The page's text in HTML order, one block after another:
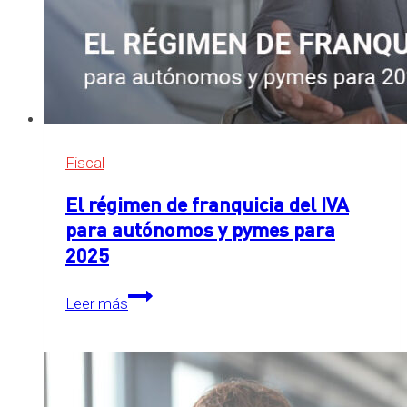
Fiscal
El régimen de franquicia del IVA
para autónomos y pymes para
2025
Leer más
El
régimen
franquicia